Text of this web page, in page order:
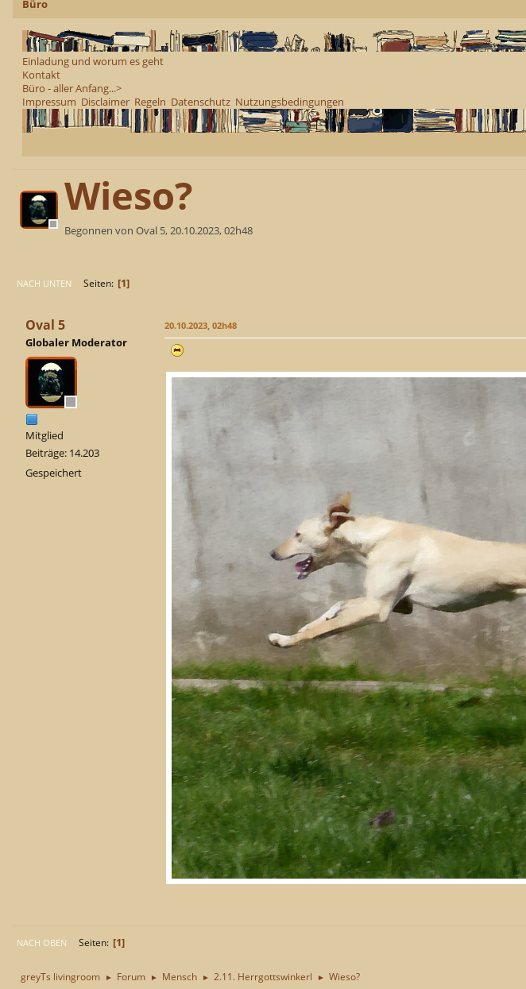
Büro
Einladung und worum es geht
Kontakt
Büro - aller Anfang...>
Impressum Disclaimer Regeln Datenschutz Nutzungsbedingungen
Wieso?
Begonnen von Oval 5, 20.10.2023, 02h48
NACH UNTEN Seiten 1
Oval 5
Globaler Moderator
Mitglied
Beiträge: 14.203
Gespeichert
20.10.2023, 02h48
NACH OBEN Seiten 1
greyTs livingroom ► Forum ► Mensch ► 2.11. Herrgottswinkerl ► Wieso?